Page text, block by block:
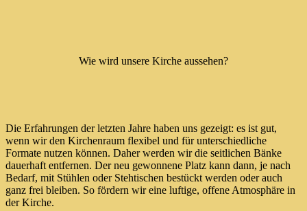
Wie wird unsere Kirche aussehen?
Die Erfahrungen der letzten Jahre haben uns gezeigt: es ist gut,
wenn wir den Kirchenraum flexibel und für unterschiedliche
Formate nutzen können. Daher werden wir die seitlichen Bänke
dauerhaft entfernen. Der neu gewonnene Platz kann dann, je nach
Bedarf, mit Stühlen oder Stehtischen bestückt werden oder auch
ganz frei bleiben. So fördern wir eine luftige, offene Atmosphäre in
der Kirche.